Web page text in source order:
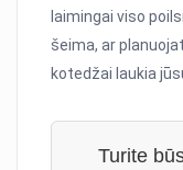
laimingai viso
šeima, ar
kotedžai laukia
Turite